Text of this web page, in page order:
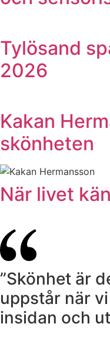
Tylösand
2026
Kakan
skönheten
När livet
”Skönhet är
uppstår när
insidan och